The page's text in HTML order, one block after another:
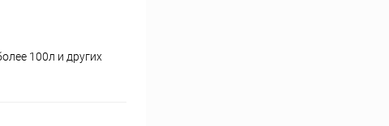
100л и других